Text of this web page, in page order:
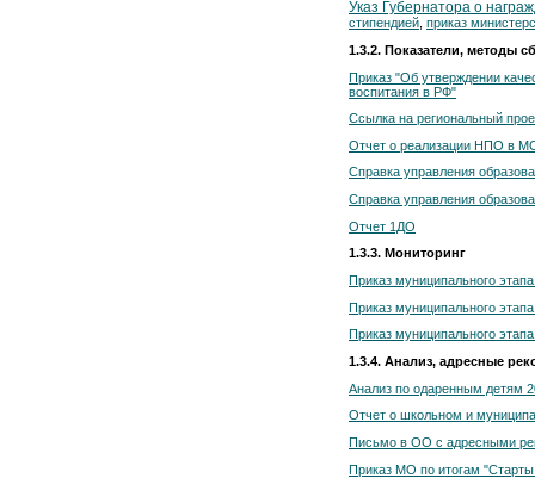
Указ Губернатора о
стипендией приказ
1.3.2. Показатели, методы
Приказ "Об утверждении
воспитания в РФ"
Ссылка на региональный
Отчет о реализации НПО в
Справка управления
Справка управления
Отчет 1ДО
1.3.3. Мониторинг
Приказ муниципального
Приказ муниципального
Приказ муниципального
1.3.4. Анализ, адресные
Анализ по одаренным детям
Отчет о школьном и
Письмо в ОО с адресными
Приказ МО по итогам